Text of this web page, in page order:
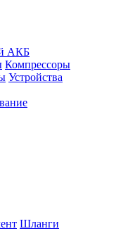
АКБ
Компрессоры
Устройства
Шланги